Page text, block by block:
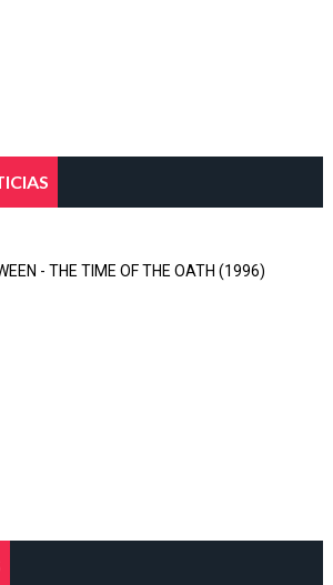
- THE TIME OF THE OATH (1996)